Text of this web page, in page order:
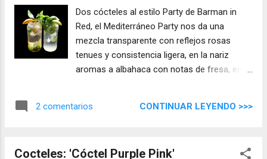
Dos cócteles al estilo Party de Barman in
Red, el Mediterráneo Party nos da una
mezcla transparente con reflejos rosas
tenues y consistencia ligera, en la nariz
aromas a albahaca con notas de fresa, en la
albahaca le da un toque refrescante con una
2 comentarios CONTINUAR LEYENDO >>>
Cocteles: 'Cóctel Purple Pink'